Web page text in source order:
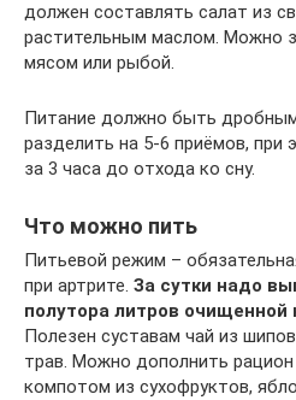
должен составлять салат из
растительным маслом. Можно
мясом или рыбой.
Питание должно быть
разделить на 5-6 приёмов, при
за 3 часа до отхода ко сну.
Что можно пить
Питьевой режим –
при артрите. За сутки надо
полутора литров очищенной
Полезен суставам чай из
трав. Можно дополнить
компотом из сухофруктов,